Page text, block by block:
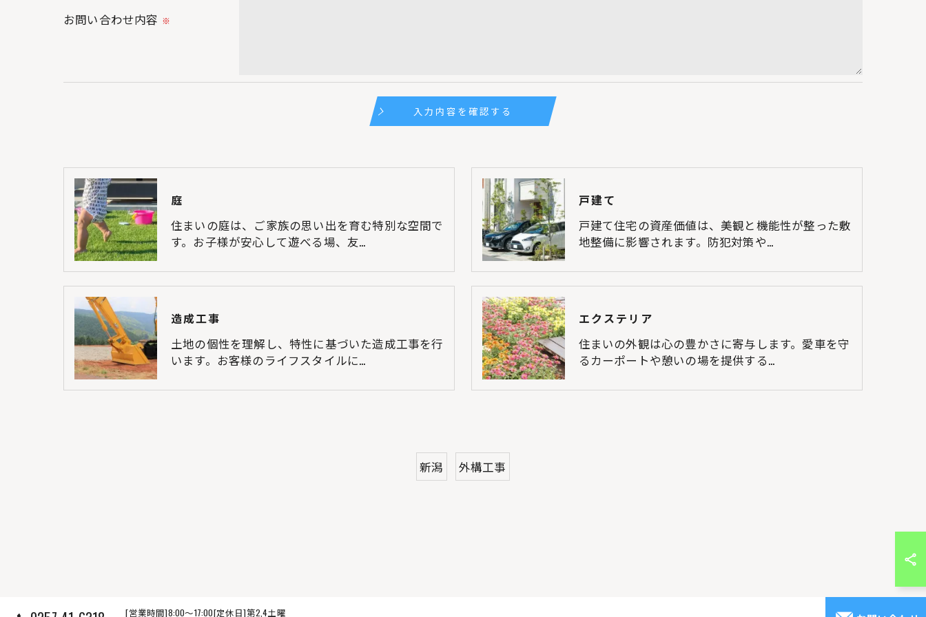
お問い合わせ内容 ※
庭
住まいの庭は、ご家族の思い出を育む特別な空間で
す。お子様が安心して遊べる場、友…
戸建て
戸建て住宅の資産価値は、美観と機能性が整った敷
地整備に影響されます。防犯対策や…
造成工事
土地の個性を理解し、特性に基づいた造成工事を行
います。お客様のライフスタイルに…
エクステリア
住まいの外観は心の豊かさに寄与します。愛車を守
るカーポートや憩いの場を提供する…
新潟 外構工事
[営業時間]8:00～17:00[定休日]第2,4土曜